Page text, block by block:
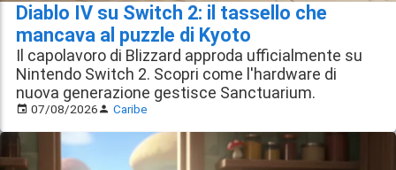
Diablo IV su Switch 2: il tassello che
mancava al puzzle di Kyoto
Il capolavoro di Blizzard approda ufficialmente su
Nintendo Switch 2. Scopri come l'hardware di
nuova generazione gestisce Sanctuarium.
07/08/2026 Caribe